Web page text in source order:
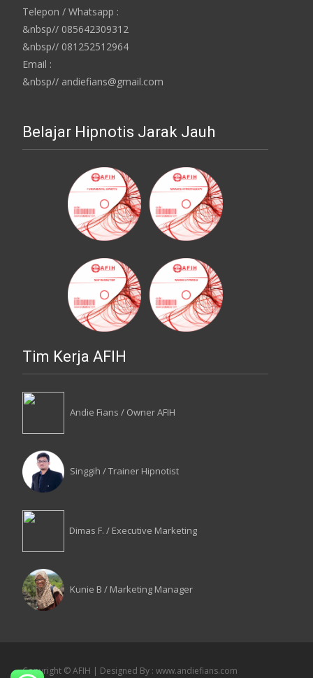
Telepon / Whatsapp :
&nbsp// 085642309312
&nbsp// 081252512964
Email :
&nbsp// andiefians@gmail.com
Belajar Hipnotis Jarak Jauh
Tim Kerja AFIH
Andie Fians / Owner AFIH
Singgih / Trainer Hipnotist
Dimas F. / Executive Marketing
Kunie B / Marketing Manager
Copyright © AFIH | Designed By : www.andiefians.com